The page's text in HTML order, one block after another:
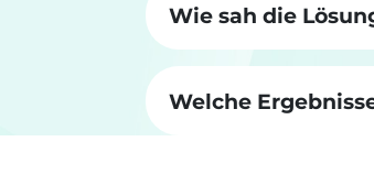
Wie sah die
Welche